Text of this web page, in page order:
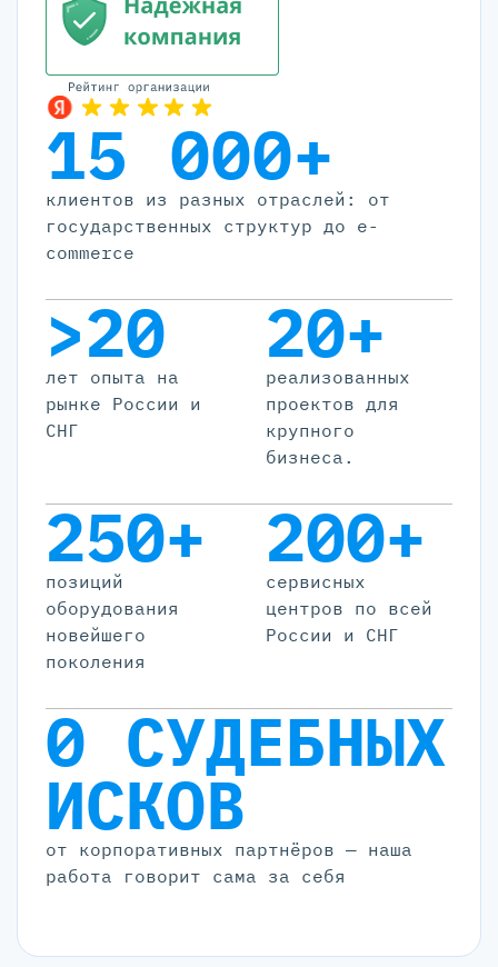
15 000+
клиентов из разных отраслей: от
государственных структур до e-
commerce
>20
лет опыта на
рынке России и
СНГ
20+
реализованных
проектов для
крупного
бизнеса.
250+
позиций
оборудования
новейшего
поколения
200+
cервисных
центров по всей
России и СНГ
0 СУДЕБНЫХ
ИСКОВ
от корпоративных партнёров — наша
работа говорит сама за себя